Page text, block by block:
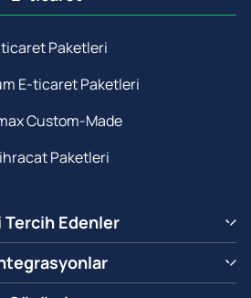
Paketleri
E-ticaret Paketleri
Custom-Made
Paketleri
Tercih Edenler